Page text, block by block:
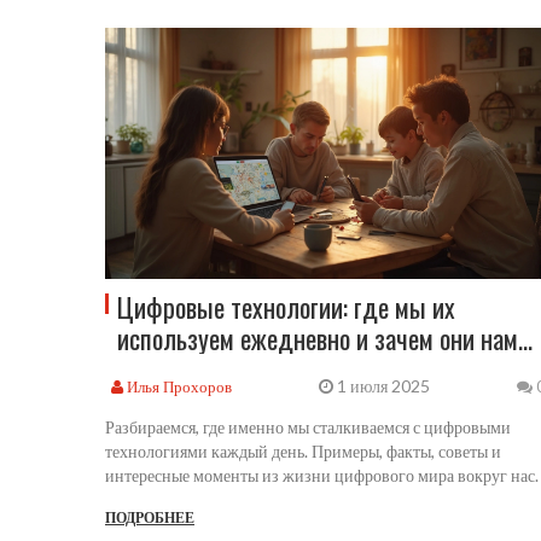
Цифровые технологии: где мы их
используем ежедневно и зачем они нам
Илья Прохоров 1 июля 2025
Разбираемся, где именно мы сталкиваемся с цифровыми
технологиями каждый день. Примеры, факты, советы и
интересные моменты из жизни цифрового мира вокруг нас.
ПОДРОБНЕЕ